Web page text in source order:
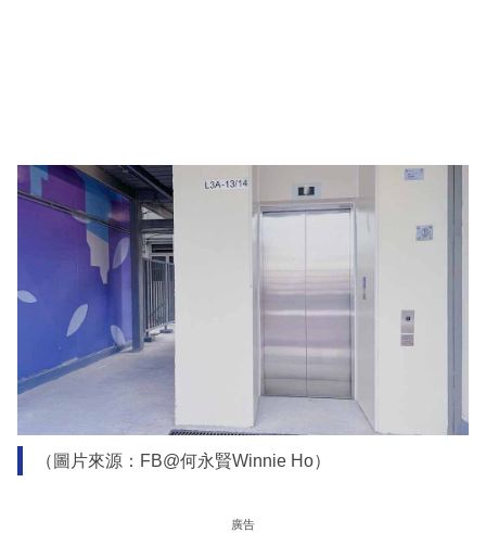
（圖片來源：FB@何永賢Winnie Ho）
廣告